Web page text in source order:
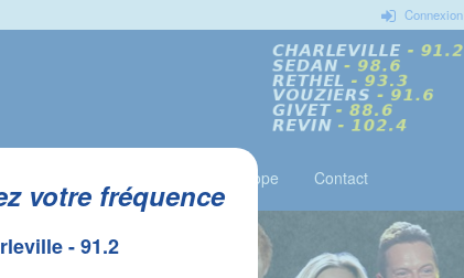
votre fréquence
- 91.2
Connexion
Horoscope Contact